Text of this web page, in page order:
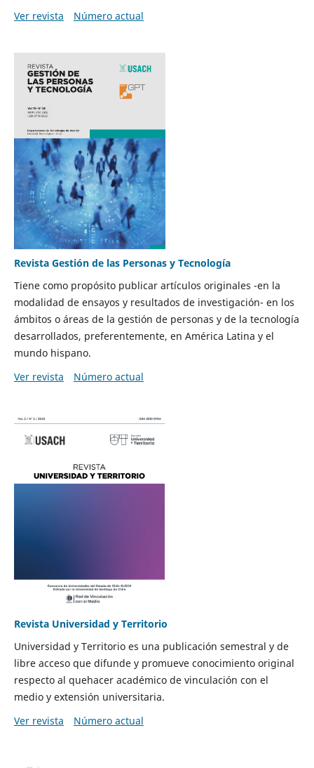
Ver revista
Número actual
Revista Gestión de las Personas y Tecnología
Tiene como propósito publicar artículos originales -en la
modalidad de ensayos y resultados de investigación- en los
ámbitos o áreas de la gestión de personas y de la tecnología
desarrollados, preferentemente, en América Latina y el
mundo hispano.
Ver revista
Número actual
Revista Universidad y Territorio
Universidad y Territorio es una publicación semestral y de
libre acceso que difunde y promueve conocimiento original
respecto al quehacer académico de vinculación con el
medio y extensión universitaria.
Ver revista
Número actual